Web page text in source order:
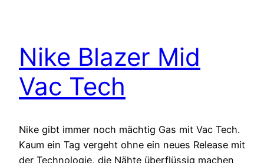
Nike Blazer Mid
Vac Tech
Nike gibt immer noch mächtig Gas mit Vac Tech.
Kaum ein Tag vergeht ohne ein neues Release mit
der Technologie, die Nähte überflüssig machen